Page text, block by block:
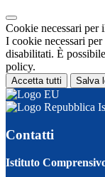
Cookie necessari per
I cookie necessari
disabilitati. È
policy.
Accetta tutti Salva
Contatti
Istituto